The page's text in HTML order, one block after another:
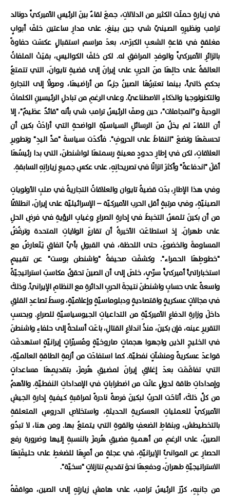
في زيارةٍ حملَت الكثير من الدلالاتِ، جمعَ لقاءٌ بينَ الرئيسِ الأميركيِّ دونالد
ترامب ونظيرِهِ الصينيّ شي جين بينغ، على مدارِ ساعتين خلفَ أبوابٍ
مغلقةٍ في قاعةِ الشعبِ الكبرَى، بعدَ مراسم استقبالٍ عكسَت حفاوةً
بالزائرِ الأميركيِّ والوفدِ المرافقِ له. لكن خلفَ الكواليسِ، بقيَتْ الملفاتُ
العالقةُ على حالِهَا منَ الحربِ على إيرانَ إلى قضيةِ تايوانَ، التي تتمتعُ
بحكمٍ ذاتيٍّ، بينما تعتبرُهَا الصينُ جزءًا من أراضيهَا، وصولًا إلى التجارةِ
والتكنولوجيا والذكاءِ الاصطناعيِّ. وعلى الرغمِ من تبادلِ الرئيسينِ الكلماتَ
الوديةَ و"المجاملات"، حين وصفَ الرئيسُ ترامب شي بأنه "قائدٌ عظيمٌ"، إلا
أن اللقاءَ لم يخلُ منَ الرسائلِ السياسيّةِ الواضحةِ التي أرادَتْ بكين أن
تحسمَهَا وتضعَ "النقاطَ على الحروفِ". فأكدَت سياسةَ "مدِّ اليدِ" وتطويرِ
العلاقاتِ، لكن في إطارِ حدودٍ معينةٍ رسمتهَا لواشنطنَ، التي بدا رئيسُهَا
أقلَ "اندفاعةً" وأكثرَ اتزانًا في تصريحاتِهِ، على عكسِ جميعِ زياراتِهِ السابقةِ.
وفي هذا الإطارِ، بدَت قضيةُ تايوان والعلاقاتُ التجاريةُ في صلبِ الأولوياتِ
الصينيّةِ، وفي مرتبةٍ أقل الحرب الأميركيّة – الإسرائيليّة على إيرانَ، انطلاقًا
من أن بكينَ تلمسُ التخبطَ في إدارةِ الصراعِ وغيابِ الرؤيةِ في فرضِ الحلِ
على طهرانَ. إذ استطاعَت الأخيرةُ أن تقارعَ الولاياتِ المتحدة وترفُضُ
المساومةَ والخضوعَ، حتى اللحظة، في القبولِ بأيِّ اتفاقٍ يَتَعارضُ مع
"خطوطِهَا الحمراء". وكشفَت صحيفةُ "واشنطن بوست" عن تقييمٍ
استخباراتيٍّ أميركيٍّ سرّيٍ، خلصَ إلى أن الصينَ تحققُ مكاسبَ استراتيجيّةً
واسعةً على حسابِ واشنطنَ نتيجةَ الحربِ الدائرةِ مع النظامِ الإيرانيِّ. وذلكَ
في مجالاتٍ عسكريةٍ واقتصاديةٍ ودبلوماسيّةٍ وإعلاميّةٍ، وسطَ تصاعدِ القلقِ
داخلَ وزارةِ الدفاعِ الأميركيّةِ من التداعياتِ الجيوسياسيّةِ للصراعِ. وبحسبِ
التقريرِ عينه، فإن بكينَ، منذُ اندلاعِ القتالِ، باعَت أسلحةً إلى حلفاءِ واشنطنَ
في الخليجِ الذين واجهوا هجماتٍ صاروخيّةٍ ومُسيّراتٍ إيرانيّةٍ استهدفَت
قواعدَ عسكريةً ومنشآتٍ نفطيّة. كما استفادَت من أزمةِ الطاقةِ العالميّةِ،
التي تفاقَمَت بعدَ إغلاقِ إيرانَ لمضيقِ هُرمزَ، بتقديمِهَا مساعداتٍ
وإمداداتِ طاقة لدولٍ عانَت من اضطراباتٍ في الإمداداتِ النفطيّةِ. والأهمُ
من كلِّ ذلكَ، أتاحَت الحربُ لبكينَ فرصةً نادرةً لمراقبةِ كيفيةِ إدارةِ الجيشِ
الأميركيِّ للعملياتِ العسكريةِ الحديثةِ، واستخلاصِ الدروسِ المتعلقةِ
بالتخطيطش، وبنقاطِ الضعفِ والقوةِ التي يتمتعُ بها. ومن هنا، لا تبدُو
الصينُ، على الرغمِ من أهميةِ مضيقِ هُرمزَ بالنسبةِ إليها وضرورة رفع
الحصارِ عن الموانئِ الإيرانيّةِ، في عجلةٍ من أمرِهَا للضغطِ على حليفَتِهَا
الاستراتيجيّةِ طهرانَ، ودفعِهَا نحوَ تقديمِ تنازلاتٍ "سخيّة".
من جانبِهِ، كرّرَ الرئيسُ ترامب، على هامشِ زيارتِهِ إلى الصين، مواقفَهُ